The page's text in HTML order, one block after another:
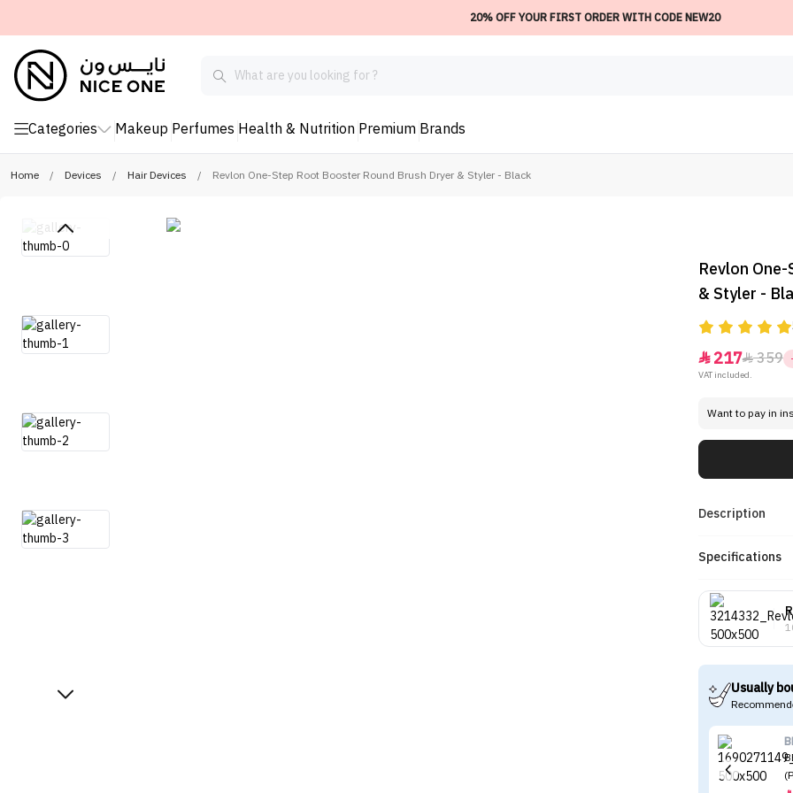
20% OFF YOUR FIRST ORDER WITH CODE NEW20
Categories Makeup Perfumes Health & Nutrition Premium Brands
Home / Devices / Hair Devices / Revlon One-Step Root Booster Round Brush Dryer & Styler - Black
Revlon
& Styler -
217359
VAT included.
Want to pay in
Description
Specifications
Usually